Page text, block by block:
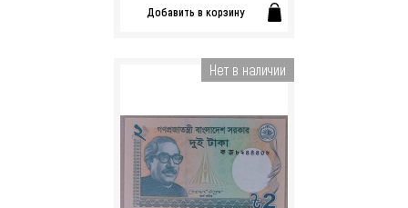
Добавить в корзину
Нет в наличии